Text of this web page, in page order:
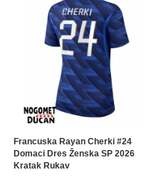
Francuska Rayan Cherki #24
Domaci Dres Ženska SP 2026
Kratak Rukav